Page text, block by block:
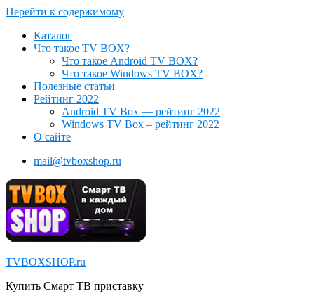
Перейти к содержимому
Каталог
Что такое TV BOX?
Что такое Android TV BOX?
Что такое Windows TV BOX?
Полезные статьи
Рейтинг 2022
Android TV Box — рейтинг 2022
Windows TV Box – рейтинг 2022
О сайте
mail@tvboxshop.ru
TVBOXSHOP.ru
Купить Смарт ТВ приставку